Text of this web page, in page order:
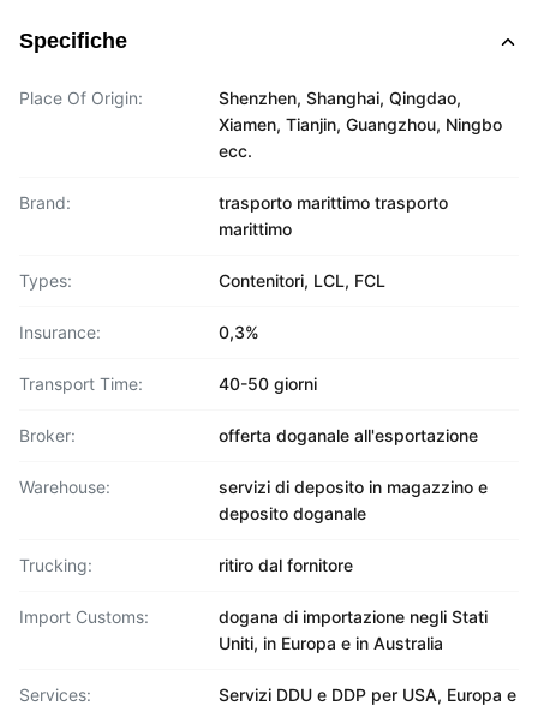
Specifiche
Place Of Origin:
Shenzhen, Shanghai, Qingdao,
Xiamen, Tianjin, Guangzhou, Ningbo
ecc.
Brand:
trasporto marittimo trasporto
marittimo
Types: Contenitori, LCL, FCL
Insurance: 0,3%
Transport Time: 40-50 giorni
Broker: offerta doganale all'esportazione
Warehouse:
servizi di deposito in magazzino e
deposito doganale
Trucking: ritiro dal fornitore
Import Customs:
dogana di importazione negli Stati
Uniti, in Europa e in Australia
Services:
Servizi DDU e DDP per USA, Europa e